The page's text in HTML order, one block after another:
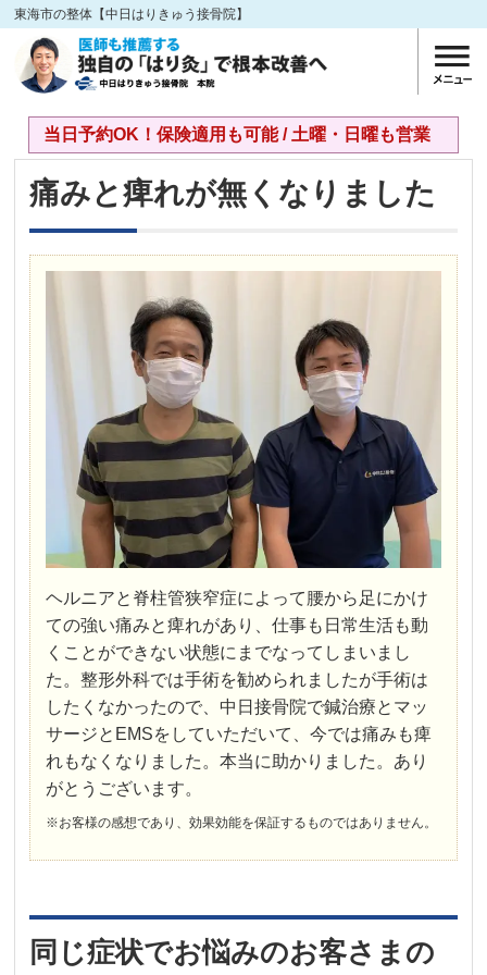
東海市の整体【中日はりきゅう接骨院】
当日予約OK！保険適用も可能 / 土曜・日曜も営業
痛みと痺れが無くなりました
ヘルニアと脊柱管狭窄症によって腰から足にかけ
ての強い痛みと痺れがあり、仕事も日常生活も動
くことができない状態にまでなってしまいまし
た。整形外科では手術を勧められましたが手術は
したくなかったので、中日接骨院で鍼治療とマッ
サージとEMSをしていただいて、今では痛みも痺
れもなくなりました。本当に助かりました。あり
がとうございます。
※お客様の感想であり、効果効能を保証するものではありません。
同じ症状でお悩みのお客さまの